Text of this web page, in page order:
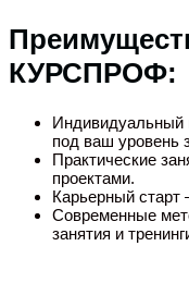
КУРСПРОФ:
Индивидуальный
под ваш уровень
Практические
проектами.
Карьерный старт
Современные
занятия и